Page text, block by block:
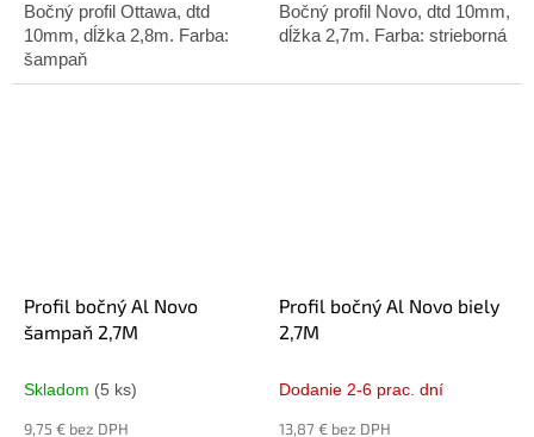
Bočný profil Ottawa, dtd
10mm, dĺžka 2,8m. Farba:
šampaň
Bočný profil Novo, dtd 10mm,
dĺžka 2,7m. Farba: strieborná
Profil bočný Al Novo
šampaň 2,7M
Skladom (5 ks)
9,75 € bez DPH
Profil bočný Al Novo biely
2,7M
Dodanie 2-6 prac. dní
13,87 € bez DPH